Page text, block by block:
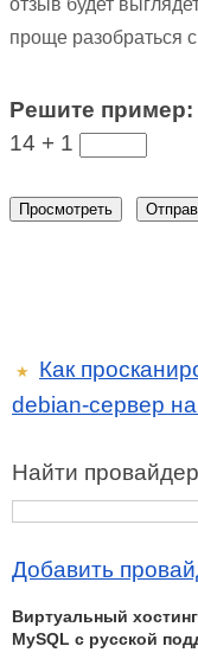
проще разобраться
Решите
14 + 1
★
Как
debian-сервер
Найти
Добавить
Виртуальный
MySQL с русской